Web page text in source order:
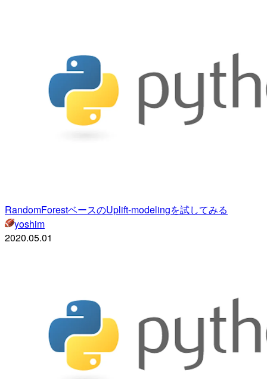
RandomForestベースのUplift-modelingを試してみる
yoshim
2020.05.01